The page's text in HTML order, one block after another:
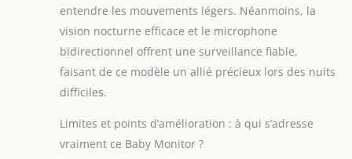
entendre les mouvements légers. Néanmoins, la
vision nocturne efficace et le microphone
bidirectionnel offrent une surveillance fiable,
faisant de ce modèle un allié précieux lors des nuits
difficiles.
Limites et points d’amélioration : à qui s’adresse
vraiment ce Baby Monitor ?